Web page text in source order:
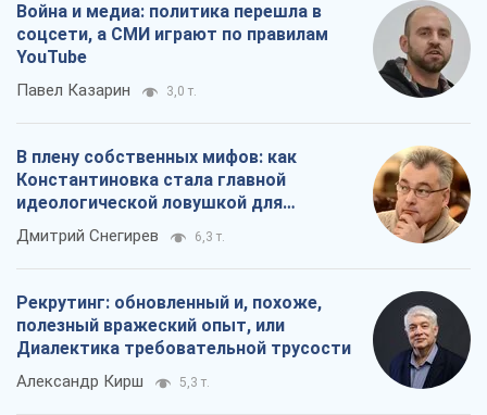
Война и медиа: политика перешла в
соцсети, а СМИ играют по правилам
YouTube
Павел Казарин 3,0 т.
В плену собственных мифов: как
Константиновка стала главной
идеологической ловушкой для
российских оккупантов
Дмитрий Снегирев 6,3 т.
Рекрутинг: обновленный и, похоже,
полезный вражеский опыт, или
Диалектика требовательной трусости
Александр Кирш 5,3 т.